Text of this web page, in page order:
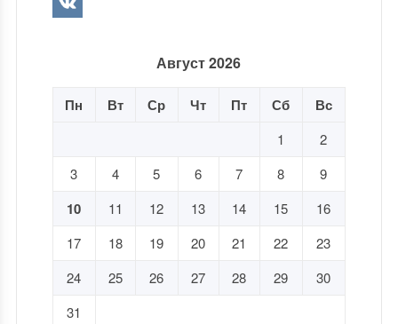
Август 2026
Пн Вт Ср Чт Пт Сб Вс
1
2
3
4 5 6 7 8 9
10 11 12 13 14 15
16
17
18 19 20 21 22
23
24
25 26 27 28 29
30
31